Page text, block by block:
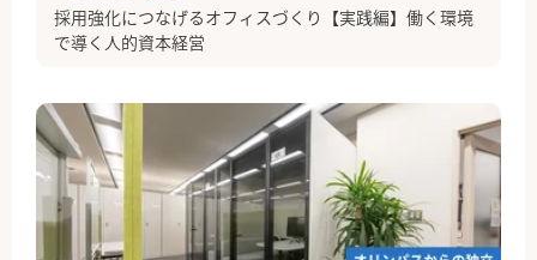
採用強化につなげるオフィスづくり【実践編】働く環境
で導く人的資本経営